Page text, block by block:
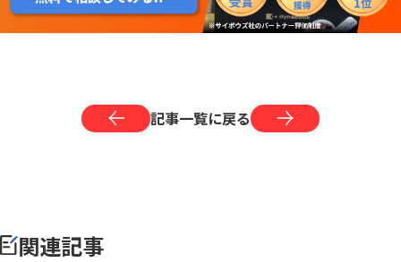
記事一覧に戻る
関連記事